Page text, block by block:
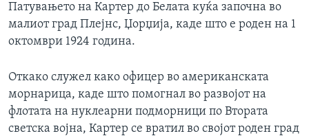
Патувањето на Картер до Белата куќа започна во
малиот град Плејнс, Џорџија, каде што е роден на 1
октомври 1924 година.
Откако служел како офицер во американската
морнарица, каде што помогнал во развојот на
флотата на нуклеарни подморници по Втората
светска војна, Картер се вратил во својот роден град